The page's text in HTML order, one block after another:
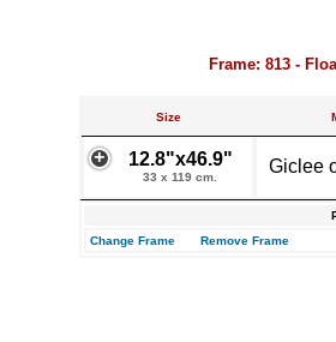
Frame: 813 -
Size
12.8"x46.9"
33 x 119 cm.
Giclee
Change Frame
Remove Frame